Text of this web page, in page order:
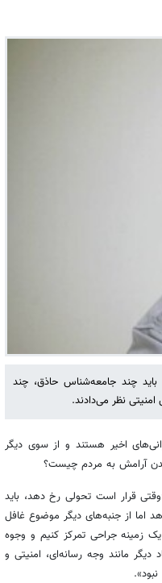
چند جامعه‌شناس حاذق، چند
نظر می‌دادند.
اخیر هستند و از سوی دیگر
آرامش به مردم چیست؟
قرار است تحولی رخ دهد، باید
اما از جنبه‌های دیگر موضوع غافل
زمینه جراحی تمرکز کنیم و وجوه
مانند وجه رسانه‌ای، امنیتی و